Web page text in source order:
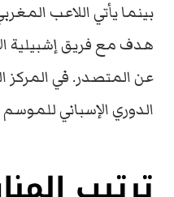
هدف مع فريق إشبيلية
عن المتصدر. في
الدوري الإسباني